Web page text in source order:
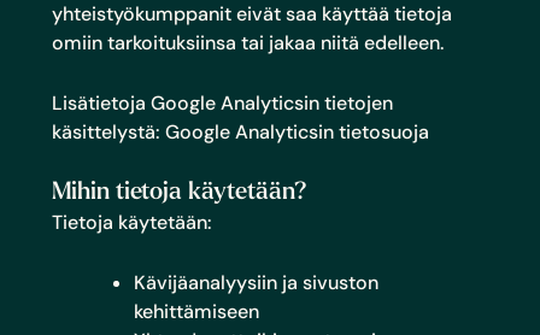
yhteistyökumppanit eivät saa käyttää tietoja
omiin tarkoituksiinsa tai jakaa niitä edelleen.
Lisätietoja Google Analyticsin tietojen
käsittelystä: Google Analyticsin tietosuoja
Mihin tietoja käytetään?
Tietoja käytetään:
Kävijäanalyysiin ja sivuston
kehittämiseen